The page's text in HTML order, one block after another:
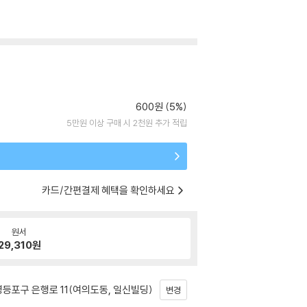
600원 (5%)
5만원 이상 구매 시 2천원 추가 적립
카드/간편결제 혜택을 확인하세요
원서
원
포구 은행로 11(여의도동, 일신빌딩) 변경